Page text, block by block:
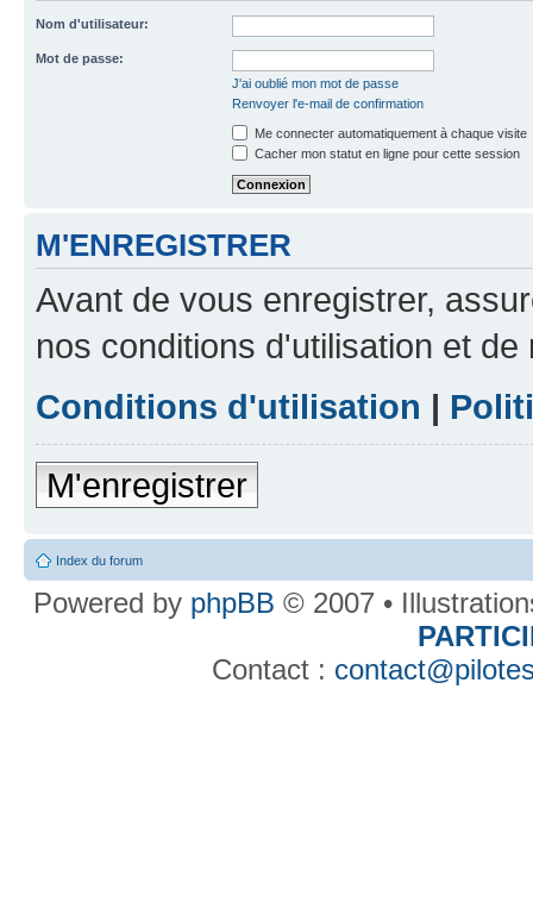
Nom d'utilisateur:
Mot de passe:
J'ai oublié mon mot de passe
Renvoyer l'e-mail de confirmation
Me connecter automatiquement à chaque visite
Cacher mon statut en ligne pour cette session
M'ENREGISTRER
Avant de vous enregistrer,
nos conditions d'utilisation et
Conditions d'utilisation |
M'enregistrer
Index du forum
Powered by phpBB © 2007 •
Contact :